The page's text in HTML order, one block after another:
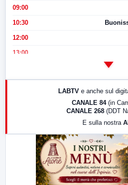
09:00
10:30
12:00
13:00
17:00
LABTV e anche sul
CANALE 84 (in
CANALE 268 (DDT
E sulla nostra